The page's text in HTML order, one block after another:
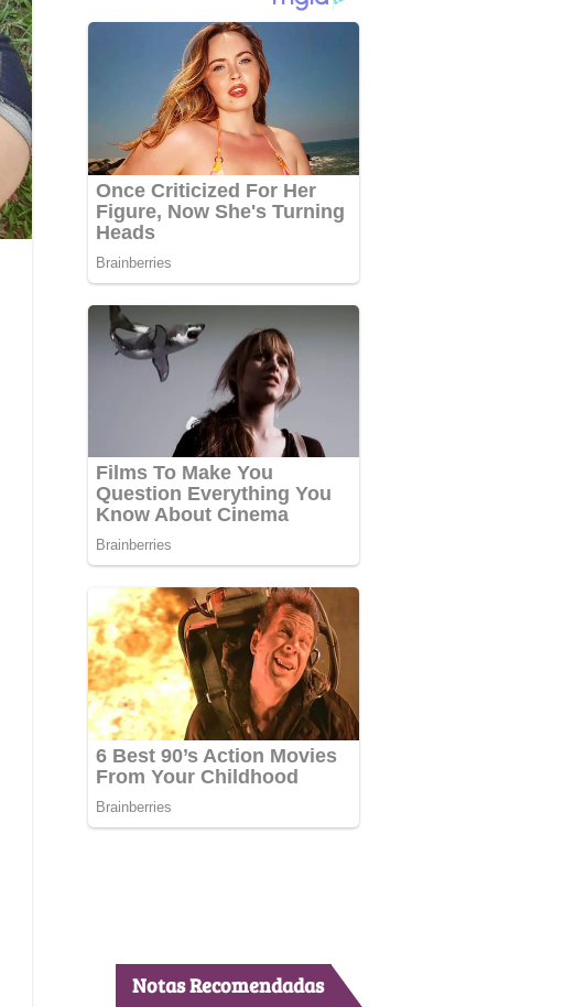
Notas Recomendadas